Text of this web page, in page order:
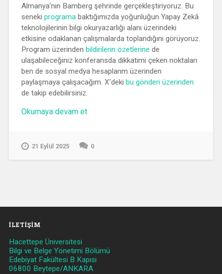
Almanya’nın Bamberg şehrinde gerçekleştiriyoruz. Bu
seneki programabaktığımızda yoğunluğun Yapay Zekâ
teknolojilerinin bilgi okuryazarlığı alanı üzerindeki
etkisine odaklanan çalışmalarda toplandığını görüyoruz.
Program üzerinden bildirilerin özetlerine de
ulaşabileceğiniz konferansda dikkatimi çeken noktaları
ben de sosyal medya hesaplarım üzerinden
paylaşmaya çalışacağım. X’deki bu gönderi üzerinden
de takip edebilirsiniz.
Okumaya devam et“Avrupa
2025”
21 Eylül 2025 0
İLETIŞIM
Hacettepe Üniversitesi
Bilgi ve Belge Yönetimi Bölümü
Edebiyat Fakültesi B Kapısı
06800 Beytepe/ANKARA